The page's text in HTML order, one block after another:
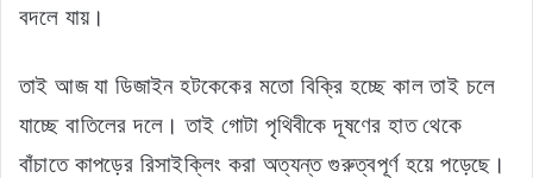
বদলে যায়।
তাই আজ যা ডিজাইন হটকেকের মতো বিক্রি হচ্ছে কাল তাই চলে
যাচ্ছে বাতিলের দলে। তাই গোটা পৃথিবীকে দূষণের হাত থেকে
বাঁচাতে কাপড়ের রিসাইক্লিং করা অত্যন্ত গুরুত্বপূর্ণ হয়ে পড়েছে।